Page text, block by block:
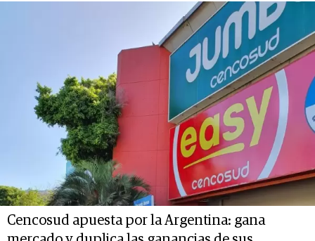
Cencosud apuesta por la Argentina: gana